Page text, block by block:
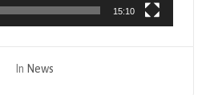
15:10
In News